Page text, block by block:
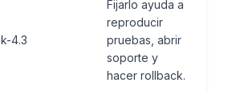
4.3
Fijarlo ayuda a
reproducir
pruebas, abrir
soporte y
hacer rollback.